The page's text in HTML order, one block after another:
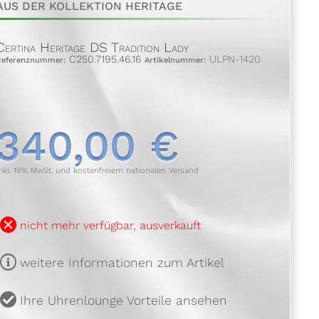
DER KOLLEKTION HERITAGE
Heritage DS Tradition Lady
C250.7195.46.16 Artikelnummer:ULPN-1420
€
19% MwSt. und kostenfreiem nationalen Versand
nicht mehr verfügbar, ausverkauft
weitere Informationen zum Artikel
Ihre Uhrenlounge Vorteile ansehen